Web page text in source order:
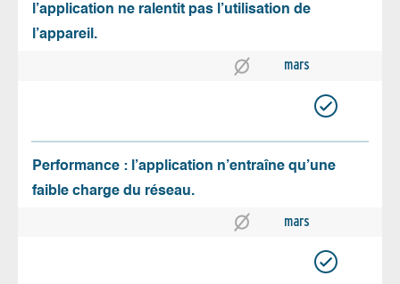
l’application ne ralentit pas l’utilisation de
l’appareil.
mars
Performance : l’application n’entraîne qu’une
faible charge du réseau.
mars